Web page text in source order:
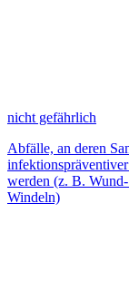
nicht gefährlich
Abfälle, an deren
werden (z. B.
Windeln)